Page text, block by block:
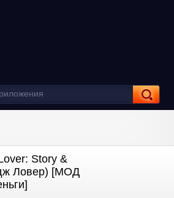
Story &
Ловер) [МОД